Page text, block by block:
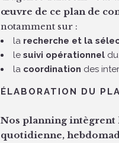
œuvre de ce plan de
notamment sur :
la recherche et la
le suivi opérationnel
la coordination des
ÉLABORATION DU
Nos planning intègrent
quotidienne,